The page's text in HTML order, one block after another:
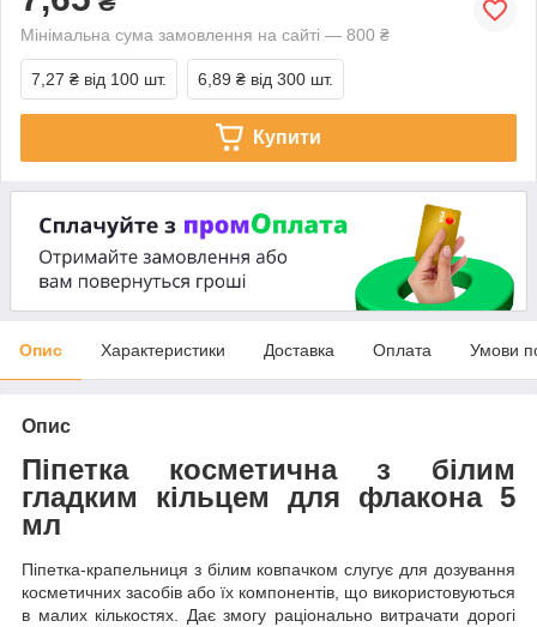
Мінімальна сума замовлення на сайті — 800 ₴
7,27 ₴ від 100 шт. 6,89 ₴ від 300 шт.
Купити
Опис Характеристики Доставка Оплата Умови
Опис
Піпетка косметична з білим
гладким кільцем для флакона 5
мл
Піпетка-крапельниця з білим ковпачком слугує для дозування
косметичних засобів або їх компонентів, що використовуються
в малих кількостях. Дає змогу раціонально витрачати дорогі